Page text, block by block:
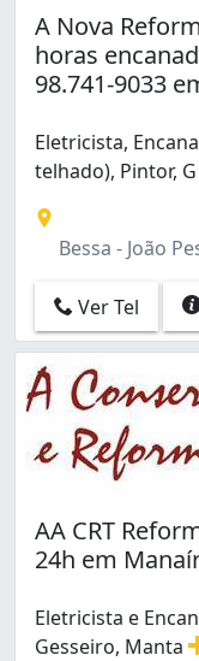
A Nova
horas
98.741-9033
Eletricista,
telhado), Pintor, G
Bessa - João
Ver Tel
AA CRT
24h em
Eletricista e
Gesseiro, Manta